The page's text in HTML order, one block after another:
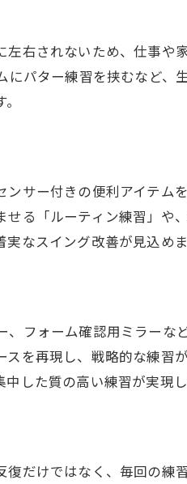
は
工夫
び方
ズ
ポイント
夫
ム紹介
品
特徴
右されないため、仕事や
パター練習を挟むなど、
サー付きの便利アイテム
る「ルーティン練習」や
なスイング改善が見込めま
フォーム確認用ミラーな
を再現し、戦略的な練習
した質の高い練習が実現し
だけではなく、毎回の練